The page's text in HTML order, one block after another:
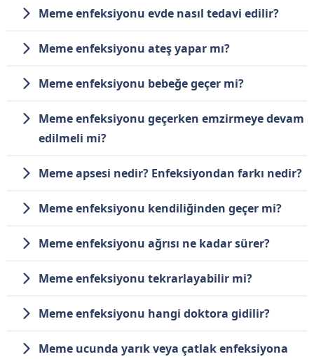
Meme enfeksiyonu evde nasıl tedavi edilir?
Meme enfeksiyonu ateş yapar mı?
Meme enfeksiyonu bebeğe geçer mi?
Meme enfeksiyonu geçerken emzirmeye devam
edilmeli mi?
Meme apsesi nedir? Enfeksiyondan farkı nedir?
Meme enfeksiyonu kendiliğinden geçer mi?
Meme enfeksiyonu ağrısı ne kadar sürer?
Meme enfeksiyonu tekrarlayabilir mi?
Meme enfeksiyonu hangi doktora gidilir?
Meme ucunda yarık veya çatlak enfeksiyona